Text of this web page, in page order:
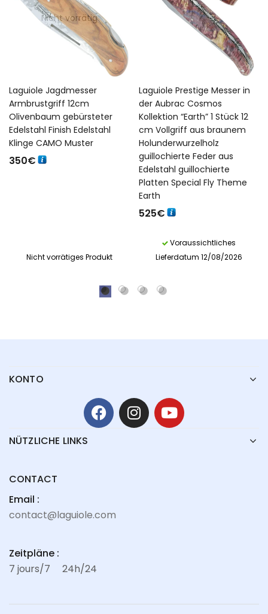
Nicht vorrätig
Laguiole Jagdmesser
Armbrustgriff 12cm
Olivenbaum gebürsteter
Edelstahl Finish Edelstahl
Klinge CAMO Muster
350€
Nicht vorrätiges Produkt
Laguiole Prestige Messer in
der Aubrac Cosmos
Kollektion “Earth” 1 Stück 12
cm Vollgriff aus braunem
Holunderwurzelholz
guillochierte Feder aus
Edelstahl guillochierte
Platten Special Fly Theme
Earth
525€
Voraussichtliches
Lieferdatum 12/08/2026
KONTO
NÜTZLICHE LINKS
CONTACT
Email :
contact@laguiole.com
Zeitpläne :
7 jours/7 24h/24